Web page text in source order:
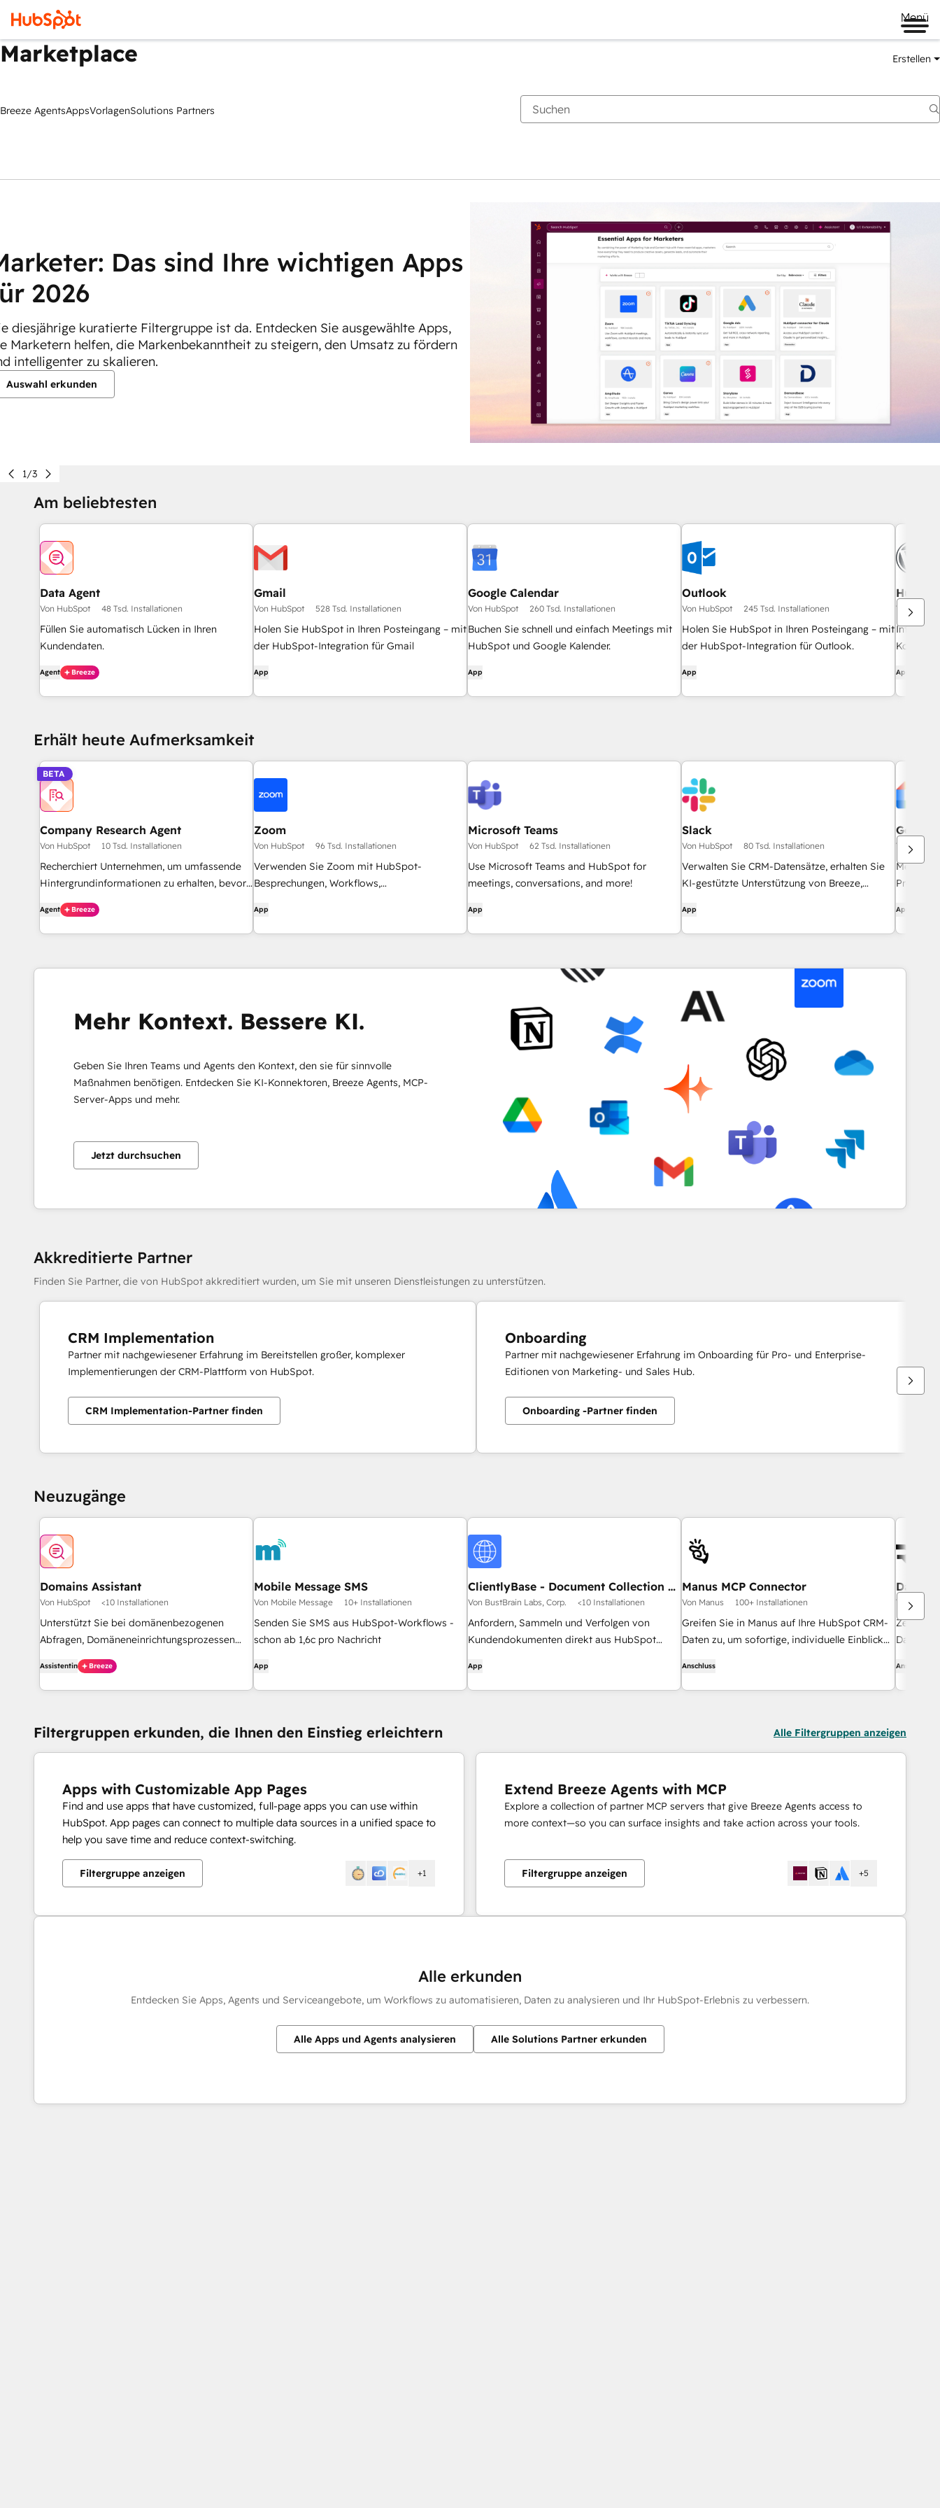
Menü
Marketplace Erstellen
Breeze AgentsAppsVorlagenSolutions Partners
Das sind Ihre wichtigen Apps
2026
diesjährige kuratierte Filtergruppe ist da. Entdecken Sie ausgewählte Apps,
Marketern helfen, die Markenbekanntheit zu steigern, den Umsatz zu fördern
intelligenter zu skalieren.
Auswahl erkunden
1/3
Am beliebtesten
Data Agent
Von HubSpot 48 Tsd. Installationen
Füllen Sie automatisch Lücken in Ihren
Kundendaten.
Agent Breeze
Gmail
Von HubSpot 528 Tsd. Installationen
Holen Sie HubSpot in Ihren Posteingang – mit
der HubSpot-Integration für Gmail
App
Google Calendar
Von HubSpot 260 Tsd. Installationen
Buchen Sie schnell und einfach Meetings mit
HubSpot und Google Kalender.
App
Outlook
Von HubSpot 245 Tsd. Installationen
Holen Sie HubSpot in Ihren Posteingang – mit
der HubSpot-Integration für Outlook.
App
Von
App
Erhält heute Aufmerksamkeit
BETA
Company Research Agent
Von HubSpot 10 Tsd. Installationen
Recherchiert Unternehmen, um umfassende
Hintergrundinformationen zu erhalten, bevor
er sie kontaktiert.
Agent Breeze
Zoom
Von HubSpot 96 Tsd. Installationen
Verwenden Sie Zoom mit HubSpot-
Besprechungen, Workflows,
App
Microsoft Teams
Von HubSpot 62 Tsd. Installationen
Use Microsoft Teams and HubSpot for
meetings, conversations, and more!
App
Slack
Von HubSpot 80 Tsd. Installationen
Verwalten Sie CRM-Datensätze, erhalten Sie
KI-gestützte Unterstützung von Breeze,
arbeiten Sie mit Ihrem Team zusammen -
ohne Slack zu verlassen.
App
Google
Von
Meeting-
App
Mehr Kontext. Bessere KI.
Geben Sie Ihren Teams und Agents den Kontext, den sie für sinnvolle
Maßnahmen benötigen. Entdecken Sie KI-Konnektoren, Breeze Agents, MCP-
Server-Apps und mehr.
Jetzt durchsuchen
Akkreditierte Partner
Finden Sie Partner, die von HubSpot akkreditiert wurden, um Sie mit unseren Dienstleistungen zu unterstützen.
CRM Implementation
Partner mit nachgewiesener Erfahrung im Bereitstellen großer, komplexer
Implementierungen der CRM-Plattform von HubSpot.
CRM Implementation-Partner finden
Onboarding
Partner mit nachgewiesener Erfahrung im Onboarding für Pro- und Enterprise-
Editionen von Marketing- und Sales Hub.
Onboarding -Partner finden
Neuzugänge
Domains Assistant
Von HubSpot <10 Installationen
Unterstützt Sie bei domänenbezogenen
Abfragen, Domäneneinrichtungsprozessen
und der Diagnose von Domänenproblemen.
Assistentin Breeze
Mobile Message SMS
Von Mobile Message 10+ Installationen
Senden Sie SMS aus HubSpot-Workflows -
schon ab 1,6c pro Nachricht
App
ClientlyBase - Document Collection &
File Requests
Von BustBrain Labs, Corp. <10 Installationen
Anfordern, Sammeln und Verfolgen von
Kundendokumenten direkt aus HubSpot
Herschieben von E-Mails
App
Manus MCP Connector
Von Manus 100+ Installationen
Greifen Sie in Manus auf Ihre HubSpot CRM-
Daten zu, um sofortige, individuelle Einblicke
Informationen über Kontakte, Geschäfte,
Unternehmen und Tickets.
Anschluss
Von
Zeit tötet
DarcyIQ
Anschluss
Filtergruppen erkunden, die Ihnen den Einstieg erleichtern Alle Filtergruppen anzeigen
Apps with Customizable App Pages
Find and use apps that have customized, full-page apps you can use within
HubSpot. App pages can connect to multiple data sources in a unified space to
help you save time and reduce context-switching.
Filtergruppe anzeigen +1
Extend Breeze Agents with MCP
Explore a collection of partner MCP servers that give Breeze Agents access to
more context—so you can surface insights and take action across your tools.
Filtergruppe anzeigen +5
Alle erkunden
Entdecken Sie Apps, Agents und Serviceangebote, um Workflows zu automatisieren, Daten zu analysieren und Ihr HubSpot-Erlebnis zu verbessern.
Alle Apps und Agents analysieren Alle Solutions Partner erkunden